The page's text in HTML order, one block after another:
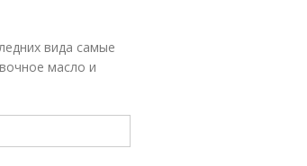
вида самые
масло и